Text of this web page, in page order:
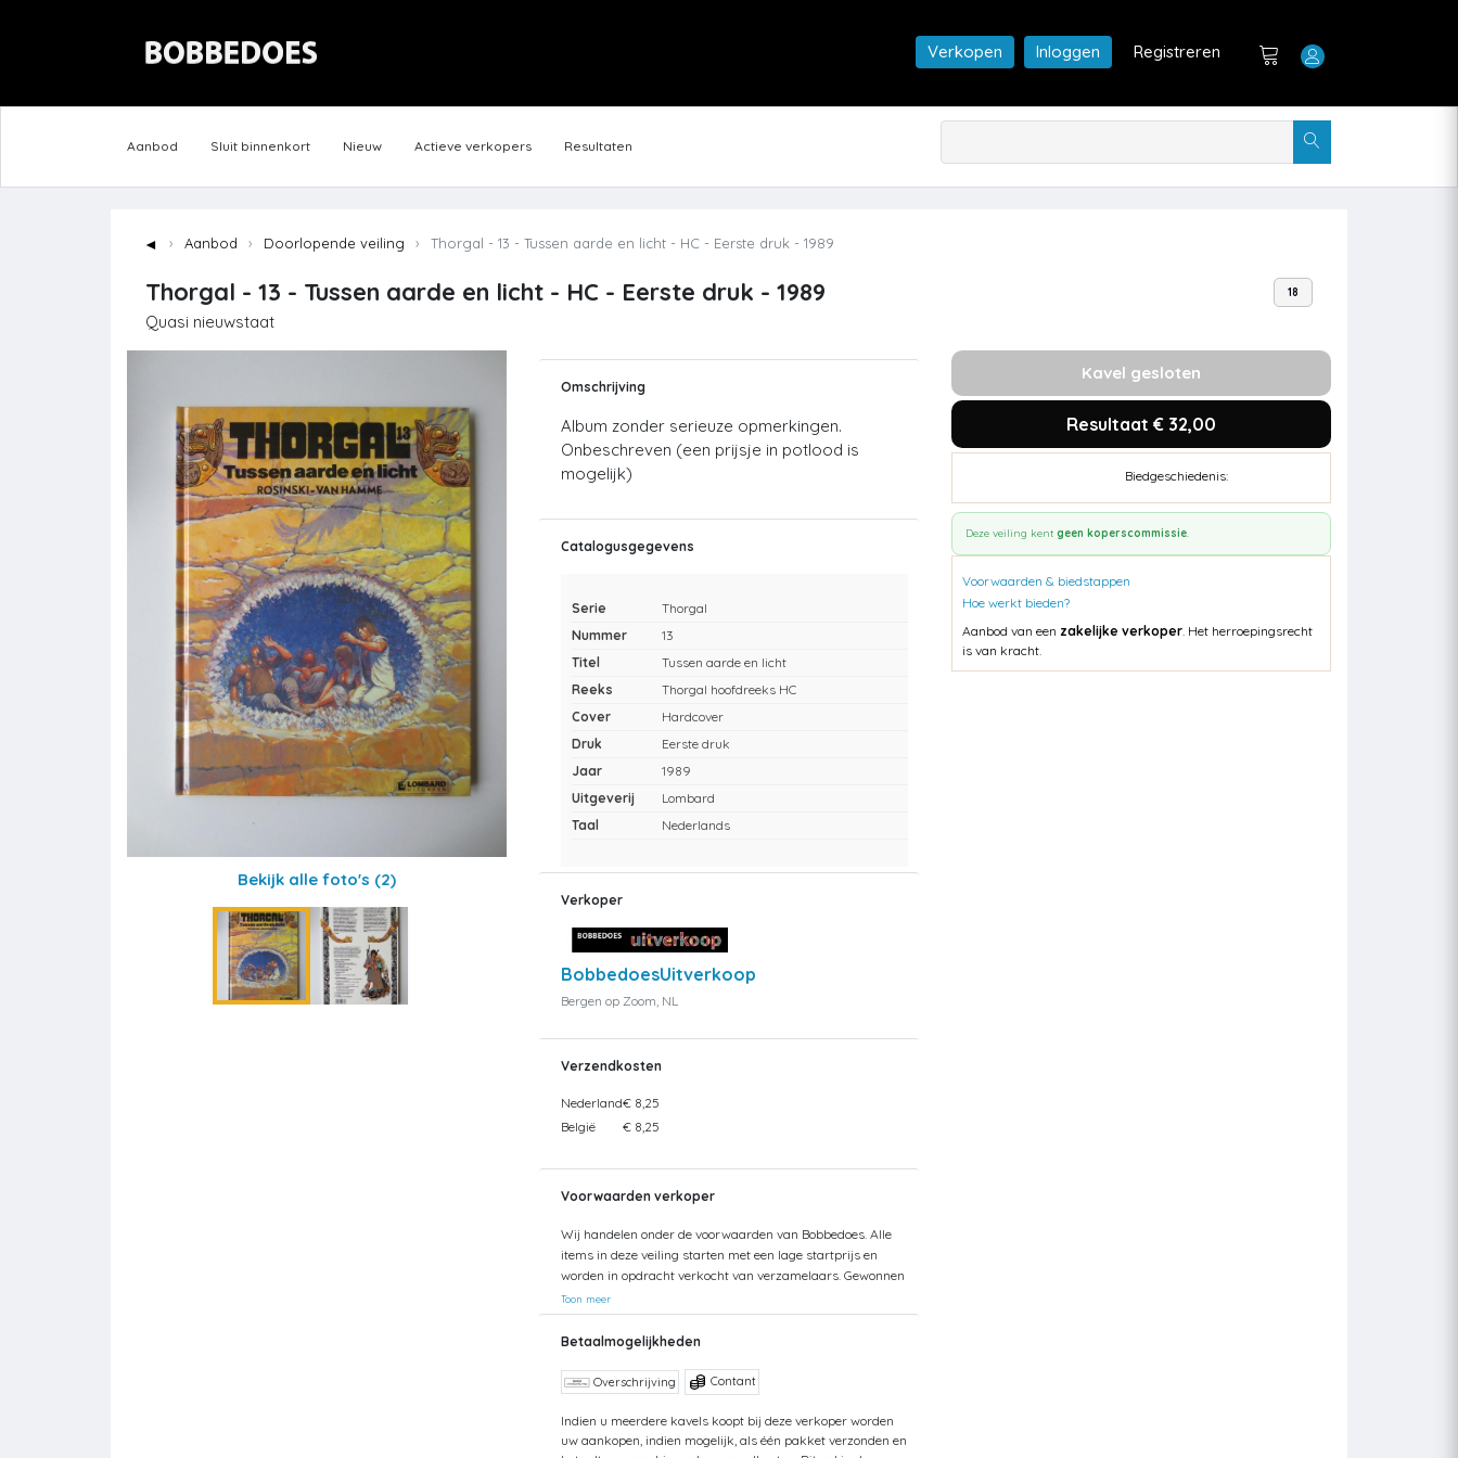
Verkopen Inloggen Registreren
Aanbod Sluit binnenkort Nieuw Actieve verkopers Resultaten
◄ Aanbod Doorlopende veiling Thorgal - 13 - Tussen aarde en licht - HC - Eerste druk - 1989
Thorgal - 13 - Tussen aarde en licht - HC - Eerste druk - 1989
Quasi nieuwstaat
18
Bekijk alle foto's (2)
Omschrijving
Album zonder serieuze opmerkingen.
Onbeschreven (een prijsje in potlood is
mogelijk)
Catalogusgegevens
Serie
Thorgal
Nummer
13
Titel
Tussen aarde en licht
Reeks
Thorgal hoofdreeks HC
Cover
Hardcover
Druk
Eerste druk
Jaar
1989
Uitgeverij
Lombard
Taal
Nederlands
Verkoper
BobbedoesUitverkoop
Bergen op Zoom, NL
Verzendkosten
Nederland€ 8,25
België
€ 8,25
Voorwaarden verkoper
Wij handelen onder de voorwaarden van Bobbedoes. Alle
items in deze veiling starten met een lage startprijs en
worden in opdracht verkocht van verzamelaars. Gewonnen
kavels kunnen tevens worden opgehaald. Uw aankopen
worden gecombineerd verzonden om hoge verzendkosten
te kunnen beperken. Zendingen worden gedaan vanuit
hoger dan €75 wordt een aangetekende zending
voorgesteld. De kosten hiervan kunnen mogelijk hoger
uitvallen dan het getoonde tarief aangezien de uiteindelijke
verkoopprijs niet altijd bekend is. Bij een aangetekende
Toon meer
Betaalmogelijkheden
Overschrijving Contant
Indien u meerdere kavels koopt bij deze verkoper worden
uw aankopen, indien mogelijk, als één pakket verzonden en
Kavel gesloten
Resultaat € 32,00
Biedgeschiedenis:
Deze veiling kent geen koperscommissie.
Voorwaarden & biedstappen
Hoe werkt bieden?
Aanbod van een zakelijke verkoper. Het herroepingsrecht
is van kracht.